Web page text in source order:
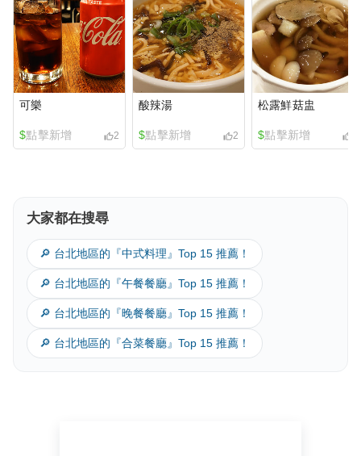
可樂
$點擊新增 2
酸辣湯
$點擊新增 2
松露鮮菇盅
$點擊新增
黃金流沙包
點擊新增 1
蝦仁蒸餃
$點擊新增 1
絲瓜蝦仁小籠包
$
大家都在搜尋
🔎 台北地區的『中式料理』Top 15 推薦！
🔎 台北地區的『午餐餐廳』Top 15 推薦！
🔎 台北地區的『晚餐餐廳』Top 15 推薦！
🔎 台北地區的『合菜餐廳』Top 15 推薦！